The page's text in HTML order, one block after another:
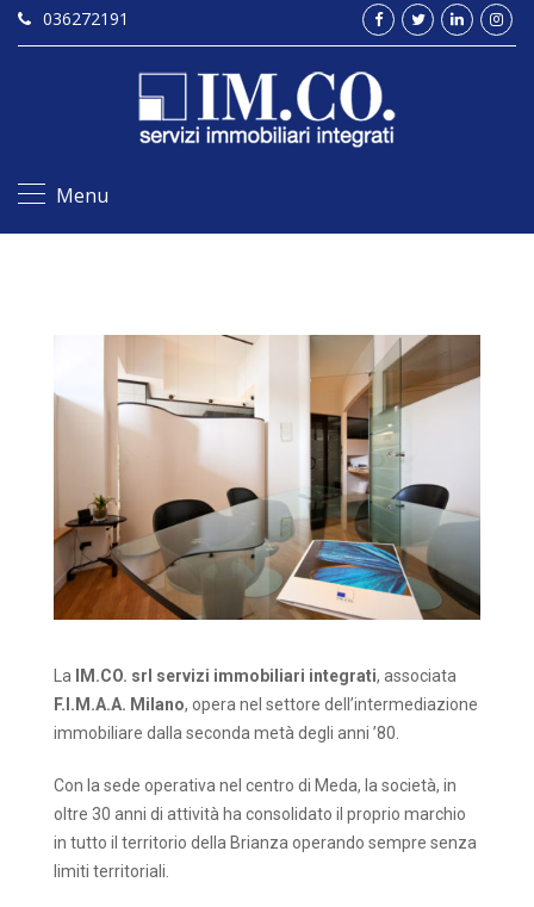
036272191
Menu
La IM.CO. srl servizi immobiliari integrati, associata
F.I.M.A.A. Milano, opera nel settore dell’intermediazione
immobiliare dalla seconda metà degli anni ’80.
Con la sede operativa nel centro di Meda, la società, in
oltre 30 anni di attività ha consolidato il proprio marchio
in tutto il territorio della Brianza operando sempre senza
limiti territoriali.